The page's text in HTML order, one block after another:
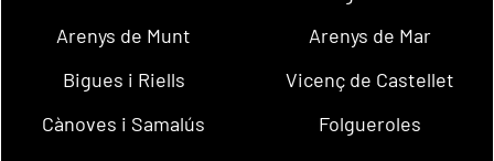
Arenys de Munt
Arenys de Mar
Bigues i Riells
Vicenç de Castellet
Cànoves i Samalús
Folgueroles